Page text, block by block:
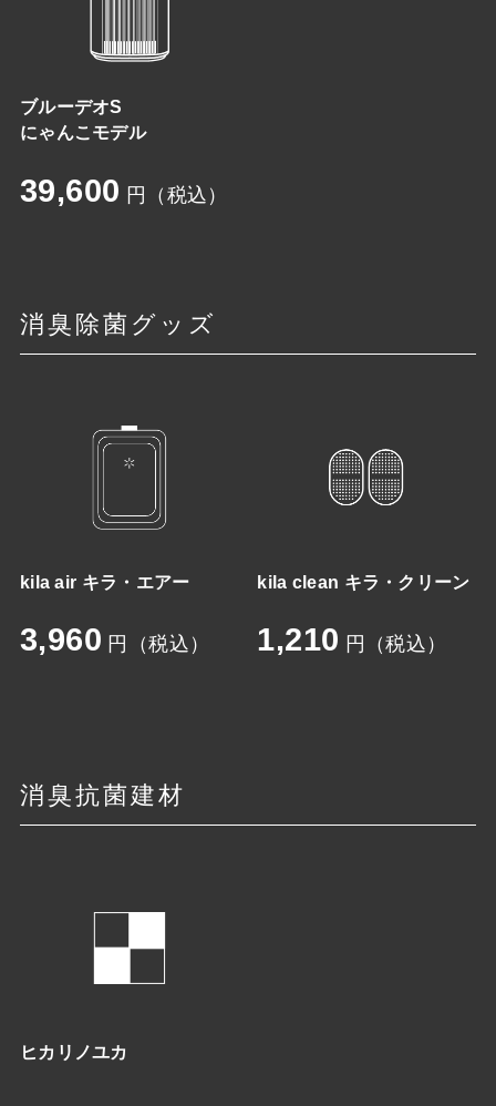
ブルーデオS
にゃんこモデル
39,600 円（税込）
消臭除菌グッズ
kila air キラ・エアー
3,960 円（税込）
kila clean キラ・クリーン
1,210 円（税込）
消臭抗菌建材
ヒカリノユカ